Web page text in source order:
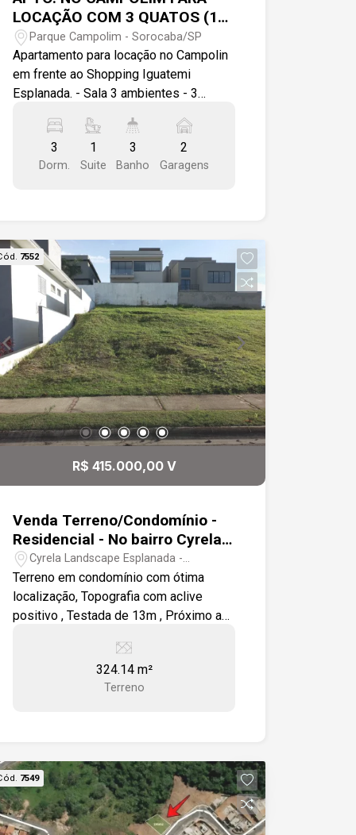
LOCAÇÃO COM 3 QUATOS (1
SUITE)
Parque Campolim - Sorocaba/SP
Apartamento para locação no Campolin
em frente ao Shopping Iguatemi
Esplanada. - Sala 3 ambientes - 3
Cozinha com armários - Banheiro de
serviço - 2 Vagas de garagem cobertas
- Salão de festas no condomínio -
3
Dorm.
1
Suite
3
Banho
2
Garagens
7552
R$ 415.000,00 V
Venda Terreno/Condomínio -
Residencial - No bairro Cyrela
Landscape Esplanada
Cyrela Landscape Esplanada -
Votorantim/SP
Terreno em condomínio com ótima
localização, Topografia com aclive
positivo , Testada de 13m , Próximo a
completo (Piscina aquecida) para toda
a família. Ao lado da Rodovia João
324.14 m²
Terreno
7549